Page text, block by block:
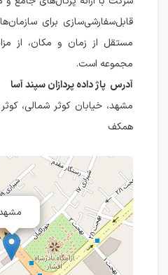
قابل‌سفارشی‌سازی برای
مستقل از زمان و مکان، از
مجموعه است.
آدرس پاژ داده پردازان سپند آسا
همکف